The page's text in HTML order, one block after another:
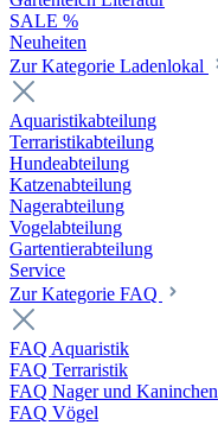
SALE %
Neuheiten
Zur Kategorie Ladenlokal
Aquaristikabteilung
Terraristikabteilung
Hundeabteilung
Katzenabteilung
Nagerabteilung
Vogelabteilung
Gartentierabteilung
Service
Zur Kategorie FAQ
FAQ Aquaristik
FAQ Terraristik
FAQ Nager und Kaninchen
FAQ Vögel